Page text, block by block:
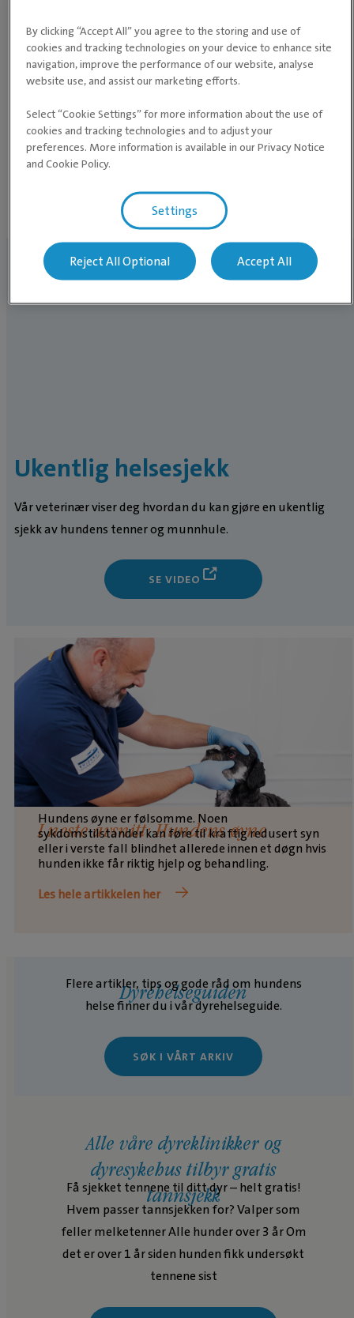
Oppsummering:
Venn hunden din til håndtering og gjør det til en rutine å
undersøke hunden hver uke
Vær oppmerksom på alle typer forandringer
Rådfør alltid veterinær hvis du oppdager noe som er
annerledes eller ser ut til å plage hunden din.
tannskole for hunder.
Ukentlig helsesjekk
Vår veterinær viser deg hvordan du kan gjøre en ukentlig
sjekk av hundens tenner og munnhule.
SE VIDEO
I neste avsnitt: Hundens øyne
Hundens øyne er følsomme. Noen
sykdomstilstander kan føre til kraftig redusert syn
eller i verste fall blindhet allerede innen et døgn hvis
hunden ikke får riktig hjelp og behandling.
Les hele artikkelen her
Dyrehelseguiden
Flere artikler, tips og gode råd om hundens
helse finner du i vår dyrehelseguide.
SØK I VÅRT ARKIV
Alle våre dyreklinikker og
dyresykehus tilbyr gratis
tannsjekk
Få sjekket tennene til ditt dyr – helt gratis!
Hvem passer tannsjekken for? Valper som
feller melketenner Alle hunder over 3 år Om
det er over 1 år siden hunden fikk undersøkt
tennene sist
By clicking “Accept All” you agree to the storing and use of
cookies and tracking technologies on your device to enhance site
navigation, improve the performance of our website, analyse
website use, and assist our marketing efforts.
Select “Cookie Settings” for more information about the use of
cookies and tracking technologies and to adjust your
preferences. More information is available in our Privacy Notice
and Cookie Policy.
Settings
Reject All Optional Accept All